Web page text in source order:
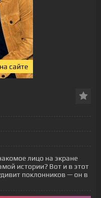
сайте
лицо на экране
истории? Вот и в этот
поклонников — он в